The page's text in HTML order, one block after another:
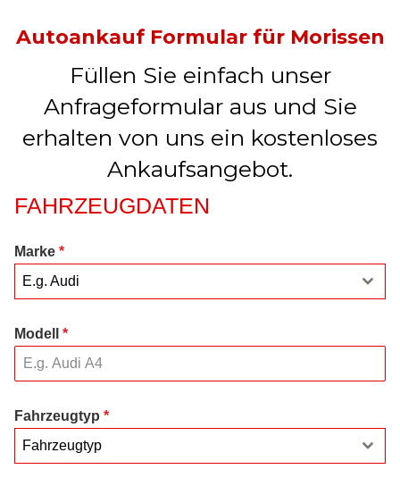
Autoankauf Formular für Morissen
Füllen Sie einfach unser
Anfrageformular aus und Sie
erhalten von uns ein kostenloses
Ankaufsangebot.
FAHRZEUGDATEN
Marke *
E.g. Audi
Modell *
Fahrzeugtyp *
Fahrzeugtyp